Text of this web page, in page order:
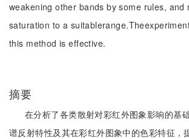
weakening other bands by some rules, and
saturation to a
this method is effective.
摘要
在分析了各类散射对彩红外图象影响的基
谱反射特性及其在彩红外图象中的色彩特征，